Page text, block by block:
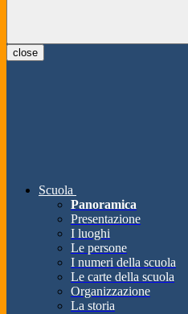
close
Scuola
Panoramica
Presentazione
I luoghi
Le persone
I numeri della scuola
Le carte della scuola
Organizzazione
La storia